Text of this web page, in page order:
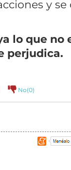
y
lo que no
perjudica.
No(0)